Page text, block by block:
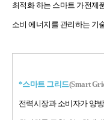
최적화 하는 스마트 가전제
소비 에너지를 관리하는 기
*스마트 그리드(Smart
전력시장과 소비자가 양